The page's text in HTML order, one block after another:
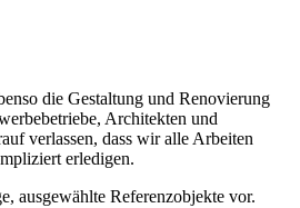
die Gestaltung und Renovierung
Architekten und
verlassen, dass wir alle Arbeiten
erledigen.
ausgewählte Referenzobjekte vor.